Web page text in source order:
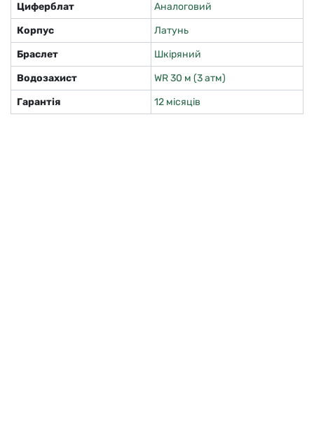
Циферблат
Аналоговий
Корпус
Латунь
Браслет
Шкіряний
Водозахист
WR 30 м (3 атм)
Гарантія
12 місяців